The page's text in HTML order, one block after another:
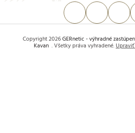
Copyright 2026GERnetic - výhradné
Kavan . Všetky práva vyhradené.